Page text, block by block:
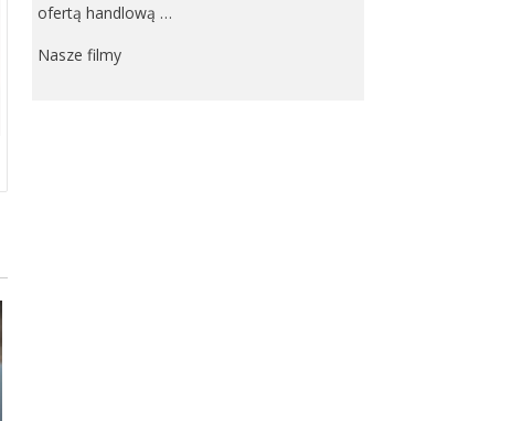
ofertą handlową …
Nasze filmy